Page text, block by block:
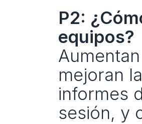
P2:
equipos?
mejoran
informes
sesión, y